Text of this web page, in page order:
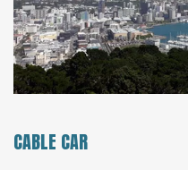
CABLE CAR